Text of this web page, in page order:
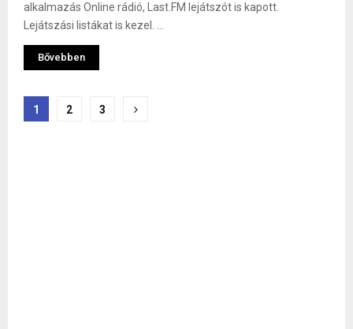
alkalmazás Online rádió, Last.FM lejátszót is kapott.
Lejátszási listákat is kezel. ...
Bővebben
Bejegyzések
1 2 3